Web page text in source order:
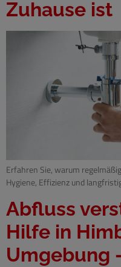
Zuhause ist
Erfahren Sie, warum
Hygiene, Effizienz und
Abfluss
Hilfe in
Umgebung